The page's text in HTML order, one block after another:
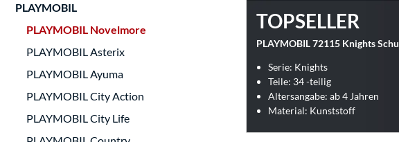
PLAYMOBIL
PLAYMOBIL Novelmore
PLAYMOBIL Asterix
PLAYMOBIL Ayuma
PLAYMOBIL City Action
PLAYMOBIL City Life
TOPSELLER
Serie: Knights
Teile: 34 -teilig
Altersangabe: ab 4 Jahren
Material: Kunststoff